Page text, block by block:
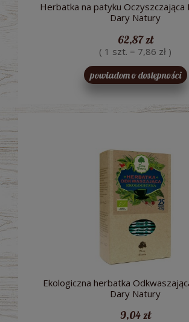
Herbatka na patyku Oczyszczająca
Dary Natury
62,87 zł
( 1 szt. = 7,86 zł )
powiadom o dostępności
Ekologiczna herbatka
Dary Natury
9,04 zł